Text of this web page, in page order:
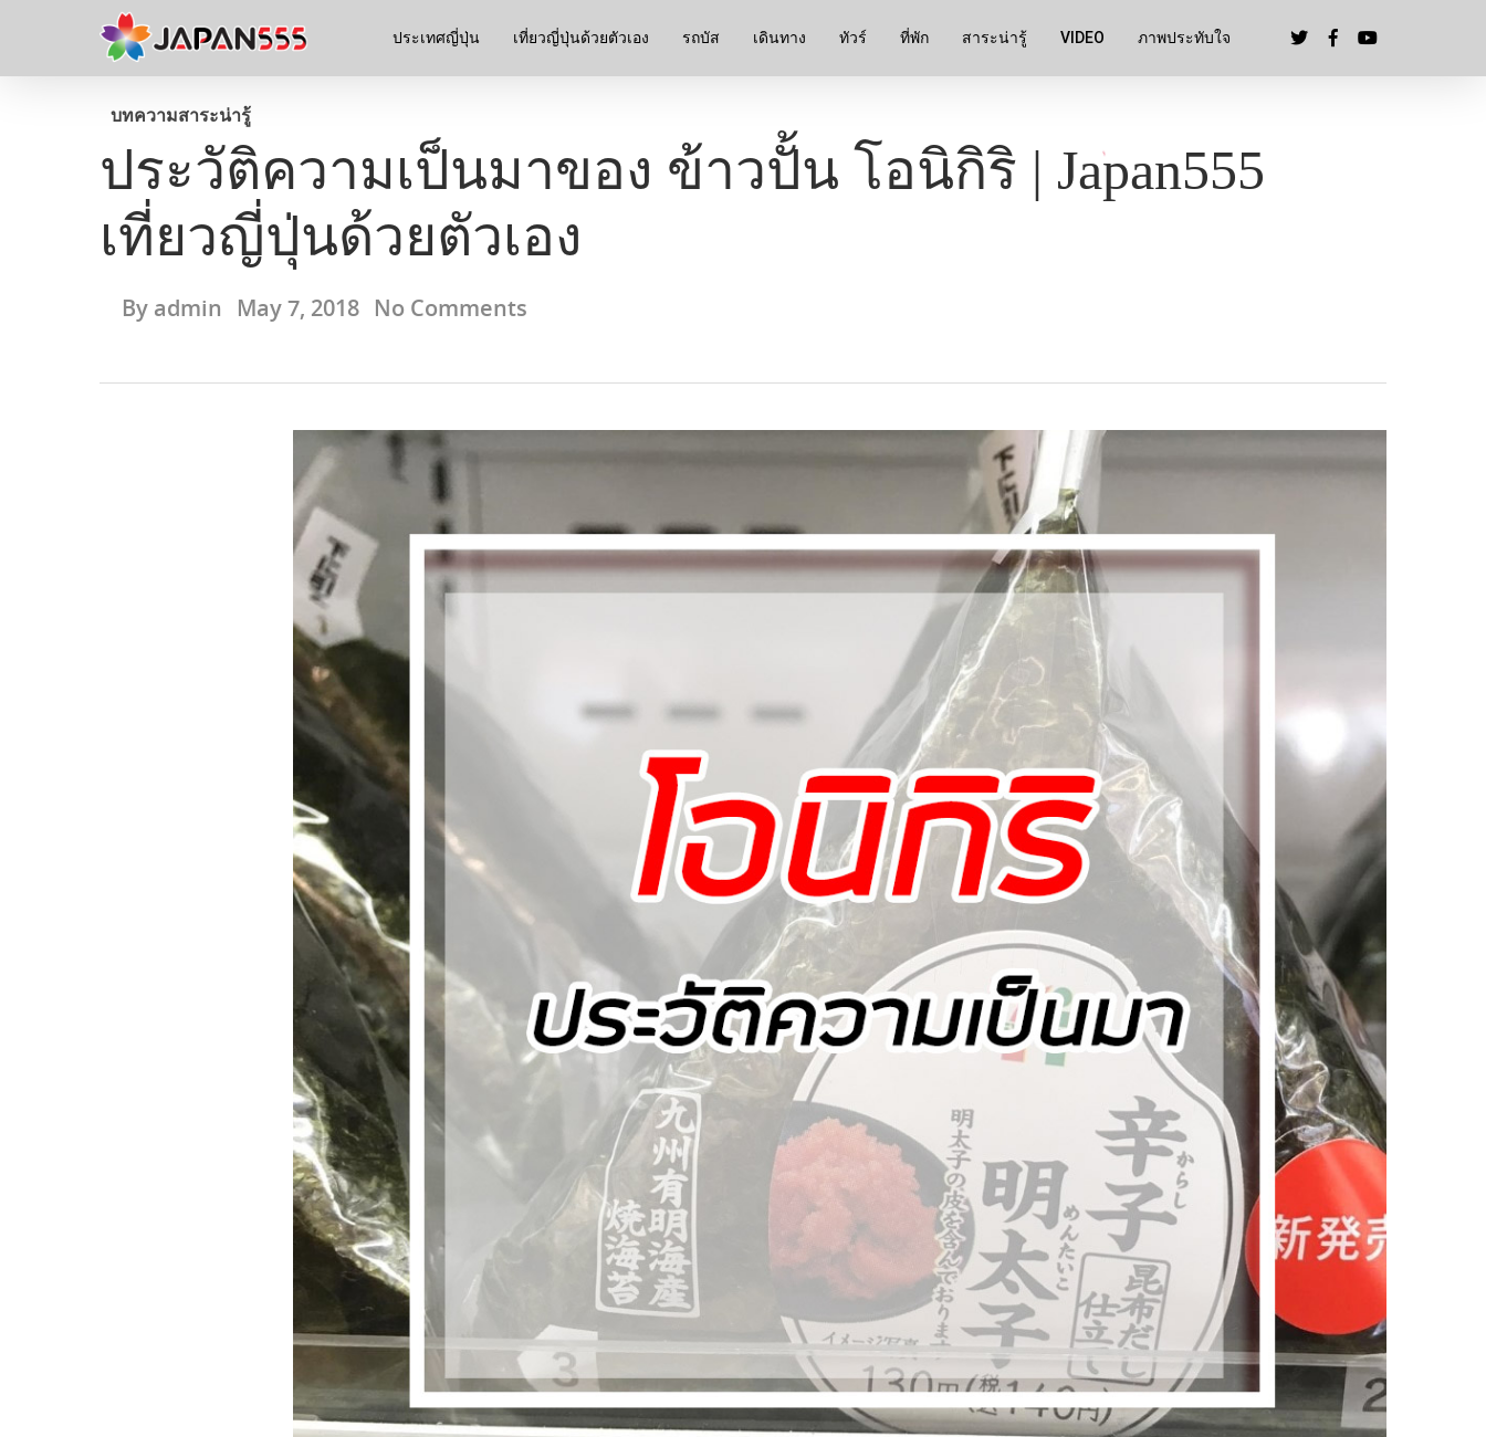
ประเทศญี่ปุ่น เที่ยวญี่ปุ่นด้วยตัวเอง รถบัส เดินทาง ทัวร์ ที่พัก สาระน่ารู้ VIDEO ภาพประทับใจ
บทความสาระน่ารู้
ประวัติความเป็นมาของ ข้าวปั้น โอนิกิริ | Japan555
เที่ยวญี่ปุ่นด้วยตัวเอง
By admin May 7, 2018 No Comments